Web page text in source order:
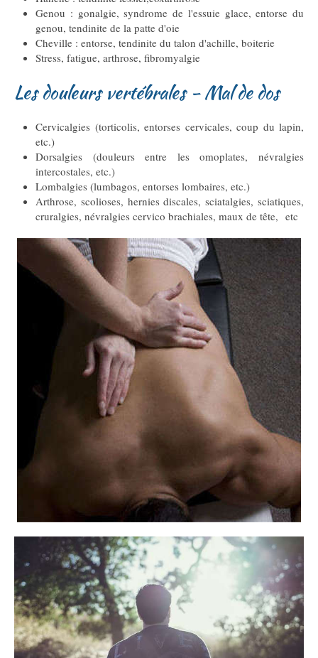
Genou : gonalgie, syndrome de l'essuie glace, entorse du
genou, tendinite de la patte d'oie
Cheville : entorse, tendinite du talon d'achille, boiterie
Stress, fatigue, arthrose, fibromyalgie
Les douleurs vertébrales - Mal de dos
Cervicalgies (torticolis, entorses cervicales, coup du lapin,
etc.)
Dorsalgies (douleurs entre les omoplates, névralgies
intercostales, etc.)
Lombalgies (lumbagos, entorses lombaires, etc.)
Arthrose, scolioses, hernies discales, sciatalgies, sciatiques,
cruralgies, névralgies cervico brachiales, maux de tête, etc